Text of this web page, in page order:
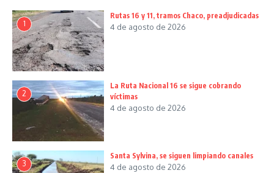
1
Rutas 16 y 11, tramos Chaco, preadjudicadas
4 de agosto de 2026
2
La Ruta Nacional 16 se sigue cobrando
víctimas
4 de agosto de 2026
3
Santa Sylvina, se siguen limpiando canales
4 de agosto de 2026